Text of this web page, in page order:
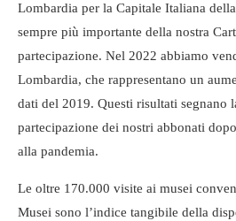
Lombardia per la Capitale Italiana
sempre più importante della nostra
partecipazione. Nel 2022 abbiamo
Lombardia, che rappresentano un
dati del 2019. Questi risultati segnano
partecipazione dei nostri abbonati
alla pandemia.
Le oltre 170.000 visite ai musei
Musei sono l’indice tangibile della